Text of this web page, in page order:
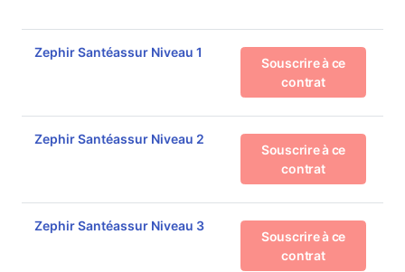
Zephir Santéassur Niveau 1
Souscrire à ce
contrat
Zephir Santéassur Niveau 2
Souscrire à ce
contrat
Zephir Santéassur Niveau 3
Souscrire à ce
contrat